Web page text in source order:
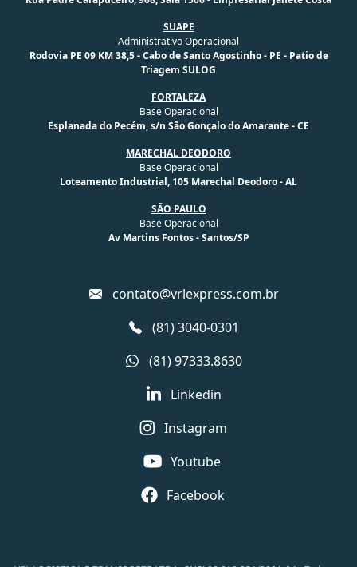
SUAPE
Administrativo Operacional
Rodovia PE 09 KM 38,5 - Cabo de Santo Agostinho - PE - Patio de
Triagem SULOG
FORTALEZA
Base Operacional
Esplanada do Pecém, s/n São Gonçalo do Amarante - CE
MARECHAL DEODORO
Base Operacional
Loteamento Industrial, 105 Marechal Deodoro - AL
SÃO PAULO
Base Operacional
Av Martins Fontos - Santos/SP
contato@vrlexpress.com.br
(81) 3040-0301
(81) 97333.8630
Linkedin
Instagram
Youtube
Facebook